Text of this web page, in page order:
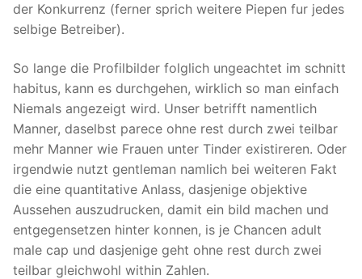
der Konkurrenz (ferner sprich weitere Piepen fur jedes
selbige Betreiber).
So lange die Profilbilder folglich ungeachtet im schnitt
habitus, kann es durchgehen, wirklich so man einfach
Niemals angezeigt wird. Unser betrifft namentlich
Manner, daselbst parece ohne rest durch zwei teilbar
mehr Manner wie Frauen unter Tinder existireren. Oder
irgendwie nutzt gentleman namlich bei weiteren Fakt
die eine quantitative Anlass, dasjenige objektive
Aussehen auszudrucken, damit ein bild machen und
entgegensetzen hinter konnen, is je Chancen adult
male cap und dasjenige geht ohne rest durch zwei
teilbar gleichwohl within Zahlen.